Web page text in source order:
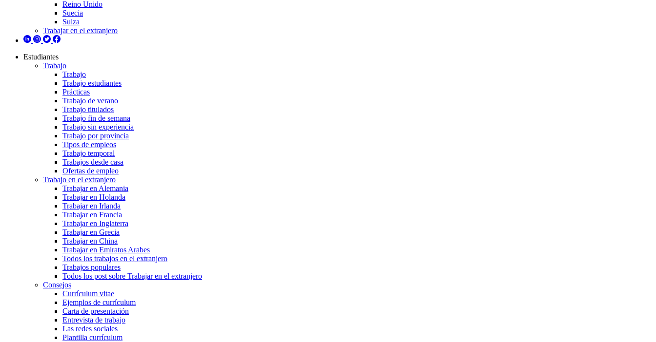
Reino Unido
Suecia
Suiza
Trabajar en el extranjero
Estudiantes
Trabajo
Trabajo
Trabajo estudiantes
Prácticas
Trabajo de verano
Trabajo titulados
Trabajo fin de semana
Trabajo sin experiencia
Trabajo por provincia
Tipos de empleos
Trabajo temporal
Trabajos desde casa
Ofertas de empleo
Trabajo en el extranjero
Trabajar en Alemania
Trabajar en Holanda
Trabajar en Irlanda
Trabajar en Francia
Trabajar en Inglaterra
Trabajar en Grecia
Trabajar en China
Trabajar en Emiratos Arabes
Todos los trabajos en el extranjero
Trabajos populares
Todos los post sobre Trabajar en el extranjero
Consejos
Currículum vitae
Ejemplos de currículum
Carta de presentación
Entrevista de trabajo
Las redes sociales
Plantilla currículum